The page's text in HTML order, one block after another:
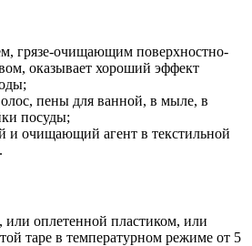
грязе-очищающим поверхностно-
оказывает хороший эффект
пены для ванной, в мыле, в
посуды;
очищающий агент в текстильной
или оплетенной пластиком, или
таре в температурном режиме от 5